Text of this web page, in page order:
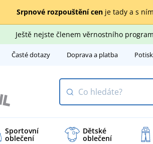
Srpnové rozpouštění cenje tady a s
Ještě nejste členem věrnostního
Časté dotazy Doprava a platba
Sportovní
oblečení
Dětské
oblečení